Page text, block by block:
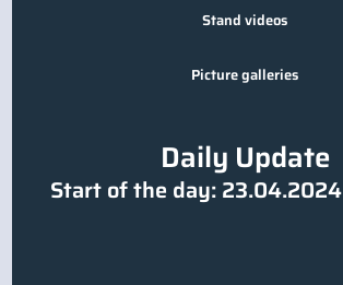
Stand videos
Picture galleries
Daily Update
Start of the day: 23.04.2024